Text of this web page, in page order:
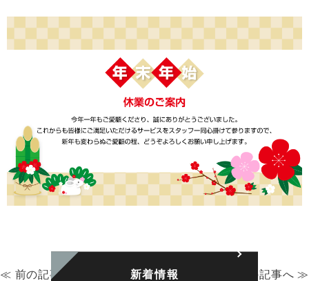
≪ 前の記事へ 次の記事へ ≫
新着情報